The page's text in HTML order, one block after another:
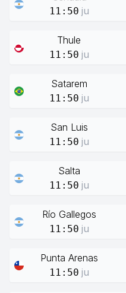
11:50 ju
Thule
11:50 ju
Satarem
11:50 ju
San Luis
11:50 ju
Salta
11:50 ju
Río Gallegos
11:50 ju
Punta Arenas
11:50 ju